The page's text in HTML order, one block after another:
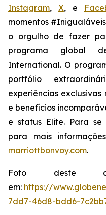
Instagram, X, e
momentos
o orgulho de fazer
programa global
International. O
portfólio
experiências exclusivas
e benefícios
e status Elite. Para se
para mais
marriottbonvoy.com.
Foto deste
em: https://
7dd7-46d8-bdd6-